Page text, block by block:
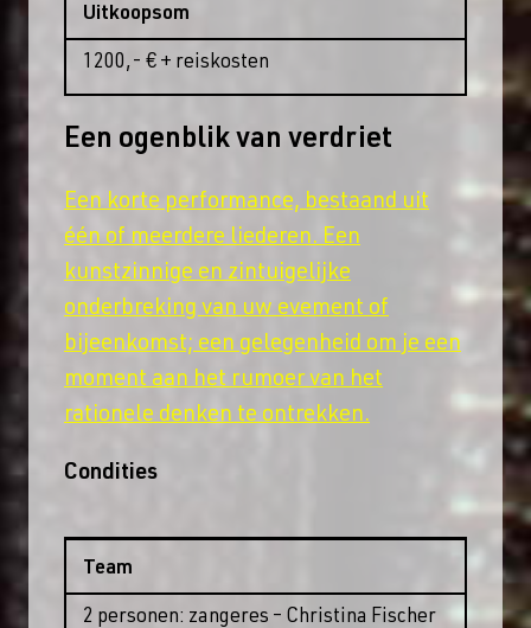
Uitkoopsom
1200,- € + reiskosten
Een ogenblik van verdriet
Een korte performance, bestaand uit
één of meerdere liederen. Een
kunstzinnige en zintuigelijke
onderbreking van uw evement of
bijeenkomst; een gelegenheid om je een
moment aan het rumoer van het
rationele denken te ontrekken.
Condities
Team
2 personen: zangeres – Christina Fischer